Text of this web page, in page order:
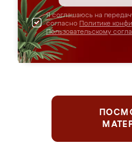
Я соглашаюсь на
согласно Политике
Пользовательскому